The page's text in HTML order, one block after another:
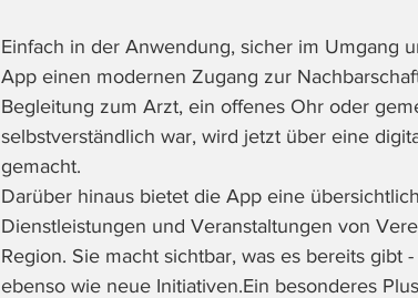
Einfach in der Anwendung, sicher im Umgang
App einen modernen Zugang zur
Begleitung zum Arzt, ein offenes Ohr oder
selbstverständlich war, wird jetzt über eine
gemacht.
Darüber hinaus bietet die App eine
Dienstleistungen und Veranstaltungen von
Region. Sie macht sichtbar, was es bereits gibt
ebenso wie neue Initiativen.Ein besonderes